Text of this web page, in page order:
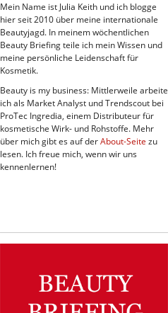
Mein Name ist Julia Keith und ich blogge
hier seit 2010 über meine internationale
Beautyjagd. In meinem wöchentlichen
Beauty Briefing teile ich mein Wissen und
meine persönliche Leidenschaft für
Kosmetik.
Beauty is my business: Mittlerweile arbeite
ich als Market Analyst und Trendscout bei
ProTec Ingredia, einem Distributeur für
kosmetische Wirk- und Rohstoffe. Mehr
über mich gibt es auf derAbout-Seite zu
lesen. Ich freue mich, wenn wir uns
kennenlernen!